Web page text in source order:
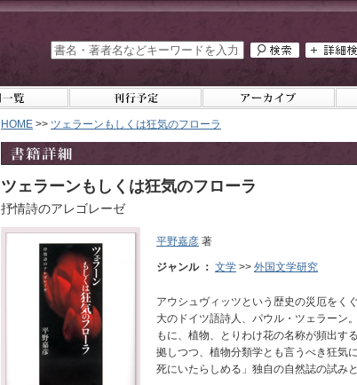
HOME >> ツェラーンもしくは狂気のフローラ
ツェラーンもしくは狂気のフローラ
抒情詩のアレゴレーゼ
平野嘉彦 著
ジャンル ： 文学 >> 外国文学研究
アウシュヴィッツという歴史の災厄をく
大のドイツ語詩人、パウル・ツェラーン
もに、植物、とりわけ花の名称が頻出す
拠しつつ、植物分類学とも言うべき狂気
死にいたらしめる」独自の自然誌の試み